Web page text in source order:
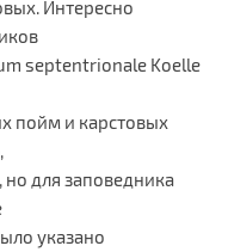
Интересно
septentrionale Koelle
пойм и карстовых
для заповедника
указано